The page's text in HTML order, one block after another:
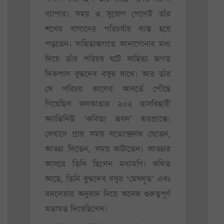
ব্যাপার। সময় ও সুযোগ পেলেই তাঁর
শখের বাগানের পরিচর্যায় ব্যস্ত হয়ে
পড়তেন। সাহিত্যজগতে আনাগোনার মধ্য
দিয়ে তাঁর পরিচয় ঘটে সাহিত্য জগত
দিকপাল বুদ্ধদেব বসুর সাথে। আর তাঁর
সে পরিচয় কালের আবর্তে পৌঁছে
গিয়েছিল কলকাতার ২০২ রাসবিহারী
অ্যাভিনিউ ‘কবিতা ভবন’ দ্বারপ্রান্তে।
সেখানে প্রায় সময় সত্যেন্দ্রনাথ যেতেন,
আড্ডা দিতেন, সময় কাটাতেন। আড্ডার
আসরে তিনি ছিলেন মধ্যমণি। কথিত
আছে, তিনি বুদ্ধদেব বসুর ‘মেঘদূত’ এবং
বদলেয়ার অনুবাদ নিয়ে অনেক গুরুত্বপূর্ণ
মতামত দিয়েছিলেন।